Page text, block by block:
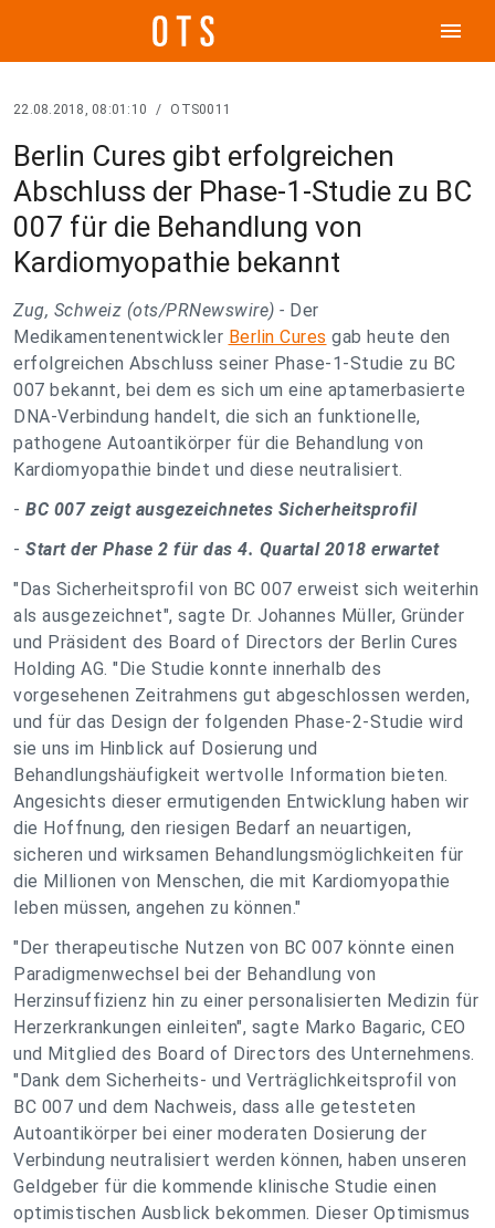
menu
22.08.2018, 08:01:10 / OTS0011
Berlin Cures gibt erfolgreichen
Abschluss der Phase-1-Studie zu BC
007 für die Behandlung von
Kardiomyopathie bekannt
Zug, Schweiz (ots/PRNewswire) - Der
Medikamentenentwickler Berlin Cures gab heute den
erfolgreichen Abschluss seiner Phase-1-Studie zu BC
007 bekannt, bei dem es sich um eine aptamerbasierte
DNA-Verbindung handelt, die sich an funktionelle,
pathogene Autoantikörper für die Behandlung von
Kardiomyopathie bindet und diese neutralisiert.
- BC 007 zeigt ausgezeichnetes Sicherheitsprofil
- Start der Phase 2 für das 4. Quartal 2018 erwartet
"Das Sicherheitsprofil von BC 007 erweist sich weiterhin
als ausgezeichnet", sagte Dr. Johannes Müller, Gründer
und Präsident des Board of Directors der Berlin Cures
Holding AG. "Die Studie konnte innerhalb des
vorgesehenen Zeitrahmens gut abgeschlossen werden,
und für das Design der folgenden Phase-2-Studie wird
sie uns im Hinblick auf Dosierung und
Behandlungshäufigkeit wertvolle Information bieten.
Angesichts dieser ermutigenden Entwicklung haben wir
die Hoffnung, den riesigen Bedarf an neuartigen,
sicheren und wirksamen Behandlungsmöglichkeiten für
die Millionen von Menschen, die mit Kardiomyopathie
leben müssen, angehen zu können."
"Der therapeutische Nutzen von BC 007 könnte einen
Paradigmenwechsel bei der Behandlung von
Herzinsuffizienz hin zu einer personalisierten Medizin für
Herzerkrankungen einleiten", sagte Marko Bagaric, CEO
und Mitglied des Board of Directors des Unternehmens.
"Dank dem Sicherheits- und Verträglichkeitsprofil von
BC 007 und dem Nachweis, dass alle getesteten
Autoantikörper bei einer moderaten Dosierung der
Verbindung neutralisiert werden können, haben unseren
Geldgeber für die kommende klinische Studie einen
optimistischen Ausblick bekommen. Dieser Optimismus